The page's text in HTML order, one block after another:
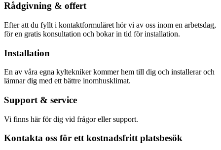
Rådgivning & offert
Efter att du fyllt i kontaktformuläret hör vi av oss inom en arbetsdag,
för en gratis konsultation och bokar in tid för installation.
Installation
En av våra egna kyltekniker kommer hem till dig och installerar och
lämnar dig med ett bättre inomhusklimat.
Support & service
Vi finns här för dig vid frågor eller support.
Kontakta oss för ett kostnadsfritt platsbesök